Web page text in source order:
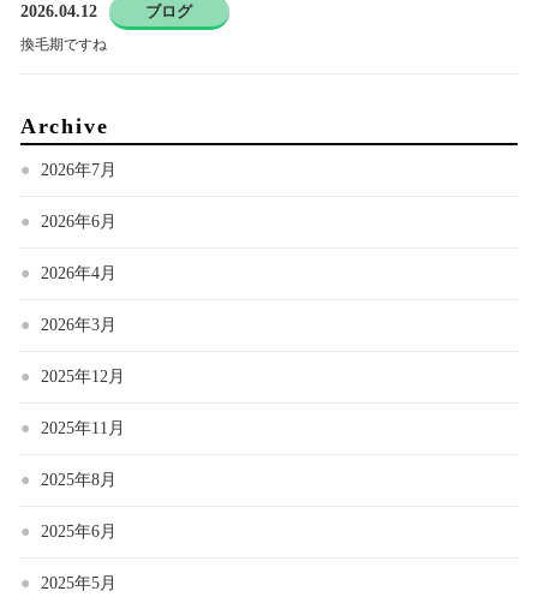
2026.04.12 ブログ
換毛期ですね
Archive
2026年7月
2026年6月
2026年4月
2026年3月
2025年12月
2025年11月
2025年8月
2025年6月
2025年5月